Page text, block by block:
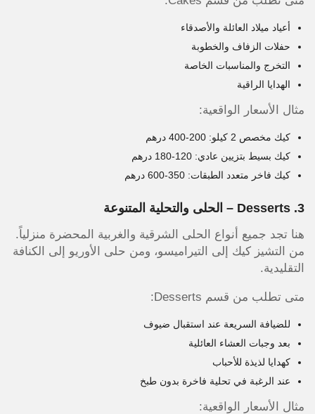
أعياد ميلاد العائلة والأصدقاء
حفلات الزفاف والخطوبة
التخرج والمناسبات الخاصة
الهدايا الراقية
مثال الأسعار الواقعية:
كيك مخصص 2 كيلو: 200-400 درهم
كيك بسيط بتزيين عادي: 120-180 درهم
كيك فاخر متعدد الطبقات: 350-600 درهم
3. Desserts – الحلى والتحلية المتنوعة
هنا تجد جميع أنواع الحلى الشرقية والغربية المحضرة منزلياً.
من التشيز كيك إلى التيراميسو، ومن حلى الأوريو إلى الكنافة
التقليدية.
متى تطلب من قسم Desserts:
للضيافة السريعة عند استقبال ضيوف
بعد وجبات العشاء العائلية
كهدايا لذيذة للأحباب
عند الرغبة في تحلية فاخرة بدون طبخ
مثال الأسعار الواقعية: